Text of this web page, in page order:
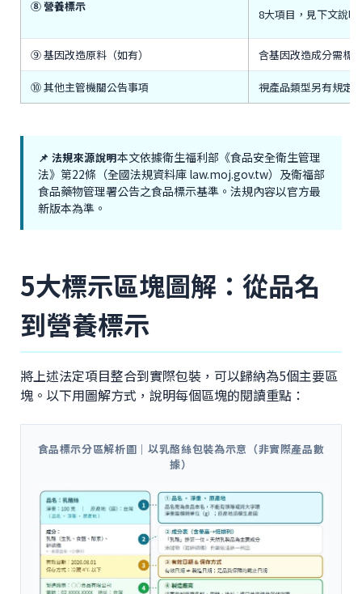
⑧ 營養標示
8大項目，見下文說明
⑨ 基因改造原料（如有） 含基因改造成分需標
⑩ 其他主管機關公告事項 視產品類型另有規定
📌 法規來源說明本文依據衛生福利部《食品安全衛生管理
法》第22條（全國法規資料庫 law.moj.gov.tw）及衛福部
食品藥物管理署公告之食品標示基準。法規內容以官方最
新版本為準。
5大標示區塊圖解：從品名
到營養標示
將上述法定項目整合到實際包裝，可以歸納為5個主要區
塊。以下用圖解方式，說明每個區塊的閱讀重點：
食品標示分區解析圖｜以乳酪絲包裝為示意（非實際產品數
據）